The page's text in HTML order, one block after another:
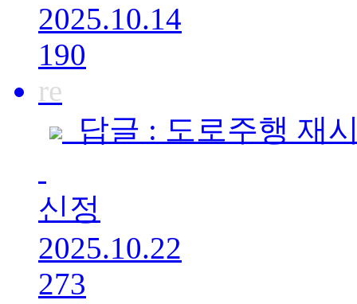
2025.10.14
190
re
답글 : 도로주행 재
신정
2025.10.22
273